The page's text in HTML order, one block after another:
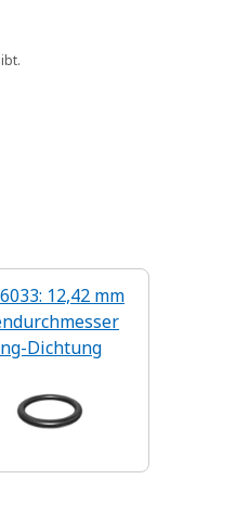
12,42 mm
Dichtung